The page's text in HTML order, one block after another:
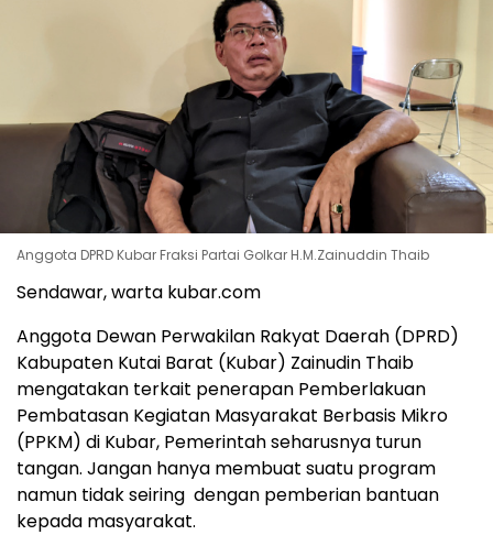
Anggota DPRD Kubar Fraksi Partai Golkar H.M.Zainuddin Thaib
Sendawar, warta kubar.com
Anggota Dewan Perwakilan Rakyat Daerah (DPRD)
Kabupaten Kutai Barat (Kubar) Zainudin Thaib
mengatakan terkait penerapan Pemberlakuan
Pembatasan Kegiatan Masyarakat Berbasis Mikro
(PPKM) di Kubar, Pemerintah seharusnya turun
tangan. Jangan hanya membuat suatu program
namun tidak seiring dengan pemberian bantuan
kepada masyarakat.